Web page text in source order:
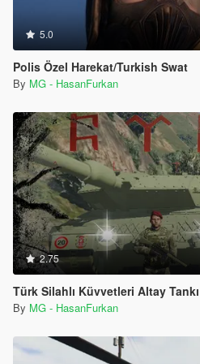
5.0
Polis Özel Harekat/Turkish Swat
By MG - HasanFurkan
2.75
Türk Silahlı Küvvetleri Altay Tankı /
By MG - HasanFurkan